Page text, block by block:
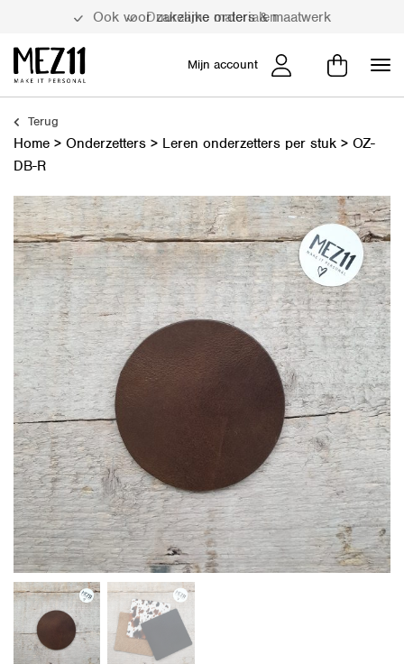
Duurzame materialen
Mijn account
Terug
Home > Onderzetters > Leren onderzetters per stuk > OZ-
DB-R